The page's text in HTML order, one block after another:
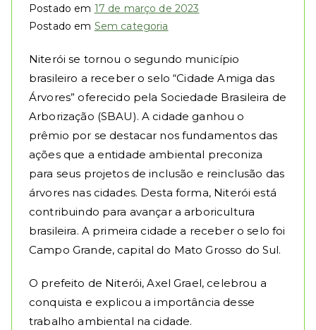
Postado em 17 de março de 2023
Postado em Sem categoria
Niterói se tornou o segundo município
brasileiro a receber o selo “Cidade Amiga das
Árvores” oferecido pela Sociedade Brasileira de
Arborização (SBAU). A cidade ganhou o
prêmio por se destacar nos fundamentos das
ações que a entidade ambiental preconiza
para seus projetos de inclusão e reinclusão das
árvores nas cidades. Desta forma, Niterói está
contribuindo para avançar a arboricultura
brasileira. A primeira cidade a receber o selo foi
Campo Grande, capital do Mato Grosso do Sul.
O prefeito de Niterói, Axel Grael, celebrou a
conquista e explicou a importância desse
trabalho ambiental na cidade.